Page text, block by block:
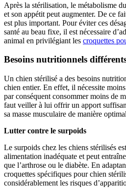
Après la stérilisation, le métabolisme
et son appétit peut augmenter. De ce
est plus important. Pour éviter ces
santé au beau fixe, il est nécessaire
animal en privilégiant les croquettes
Besoins nutritionnels
Un chien stérilisé a des besoins
chien entier. En effet, il nécessite
par conséquent consommer moins de
faut veiller à lui offrir un apport
sa masse musculaire de manière
Lutter contre le surpoids
Le surpoids chez les chiens stérilisés
alimentation inadéquate et peut
que l’arthrose ou le diabète. En
croquettes spécifiques pour chien
considérablement les risques